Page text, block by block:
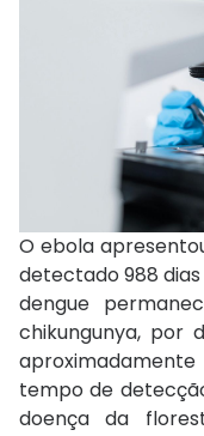
O ebola
detectado 988
dengue
chikungunya, por
tempo de
doença da